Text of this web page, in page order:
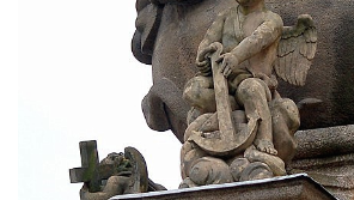
Sloup Panny Marie v Cebivi
Sloup Panny Marie v Kynšperku nad Ohří
Sloup Nejsvětější Trojice v Kynšperku nad
Sloup Panny Marie ve Stříbře
Sloup svatého Floriána v Bezdružicích